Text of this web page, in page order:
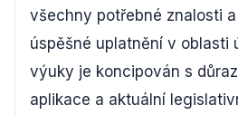
všechny potřebné znalosti
úspěšné uplatnění v oblasti
výuky je koncipován s
aplikace a aktuální